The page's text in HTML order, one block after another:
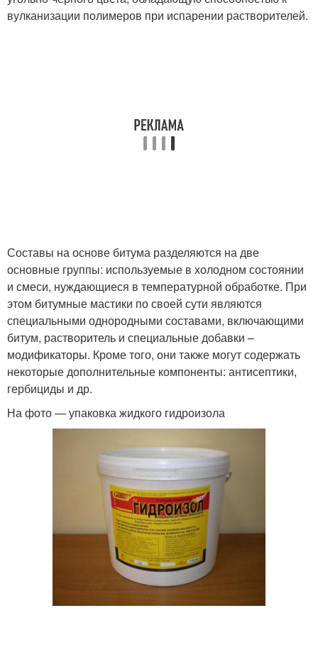
вулканизации полимеров при испарении растворителей.
Составы на основе битума разделяются на две
основные группы: используемые в холодном состоянии
и смеси, нуждающиеся в температурной обработке. При
этом битумные мастики по своей сути являются
специальными однородными составами, включающими
битум, растворитель и специальные добавки –
модификаторы. Кроме того, они также могут содержать
некоторые дополнительные компоненты: антисептики,
гербициды и др.
На фото — упаковка жидкого гидроизола